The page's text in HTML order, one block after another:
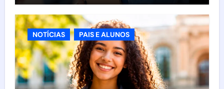
NOTÍCIAS PAIS E ALUNOS